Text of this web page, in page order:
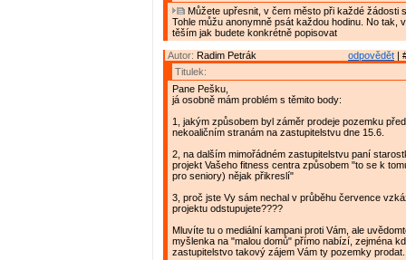
Můžete upřesnit, v čem město při každé žádosti
Tohle můžu anonymně psát každou hodinu. No tak,
těším jak budete konkrétně popisovat
odpovědět |
Autor: Radim Petrák
Titulek:
Pane Pešku,
já osobně mám problém s těmito body:
1, jakým způsobem byl záměr prodeje pozemku
nekoaličním stranám na zastupitelstvu dne 15.6.
2, na dalším mimořádném zastupitelstvu paní
projekt Vašeho fitness centra způsobem "to se k
pro seniory) nějak přikreslí"
3, proč jste Vy sám nechal v průběhu července
projektu odstupujete????
Mluvíte tu o mediální kampani proti Vám, ale
myšlenka na "malou domů" přímo nabízí, zejména
zastupitelstvo takový zájem Vám ty pozemky prodat.